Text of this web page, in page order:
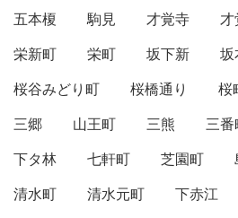
五本榎
駒見 才覚寺 才
栄新町
栄町 坂下新 坂
桜谷みどり町
桜橋通り 桜
三郷
山王町 三熊 三番
下タ林
七軒町 芝園町
清水町
清水元町 下赤江